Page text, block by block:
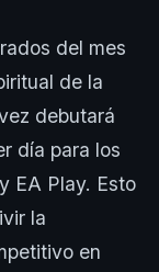
del mes
de la
debutará
día para los
EA Play. Esto
la
en